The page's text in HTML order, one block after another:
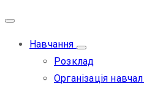
Навчання
Розклад
Організація